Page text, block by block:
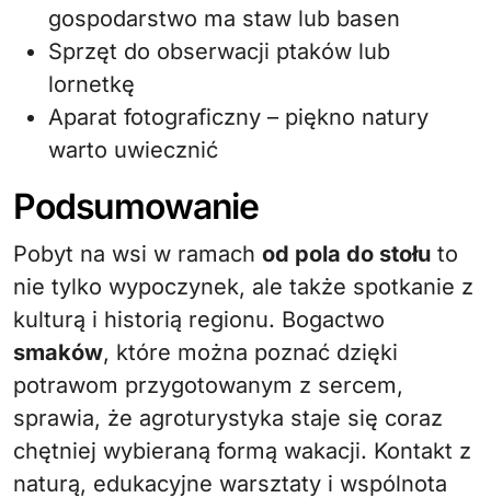
gospodarstwo ma staw lub basen
Sprzęt do obserwacji ptaków lub
lornetkę
Aparat fotograficzny – piękno natury
warto uwiecznić
Podsumowanie
Pobyt na wsi w ramach od pola do stołu to
nie tylko wypoczynek, ale także spotkanie z
kulturą i historią regionu. Bogactwo
smaków, które można poznać dzięki
potrawom przygotowanym z sercem,
sprawia, że agroturystyka staje się coraz
chętniej wybieraną formą wakacji. Kontakt z
naturą, edukacyjne warsztaty i wspólnota